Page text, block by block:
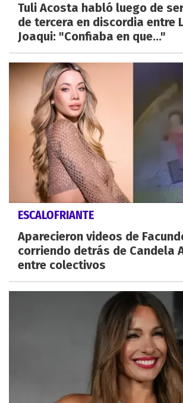
Tuli Acosta habló luego de
de tercera en discordia entre
Joaqui: "Confiaba en que..."
ESCALOFRIANTE
Aparecieron videos de
corriendo detrás de Candela
entre colectivos